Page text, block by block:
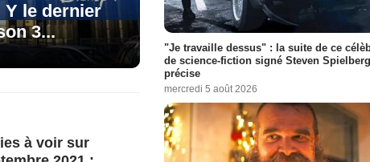
Y le dernier
3...
à voir sur
"Je travaille dessus" : la suite de ce
de science-fiction signé Steven
précise
mercredi 5 août 2026